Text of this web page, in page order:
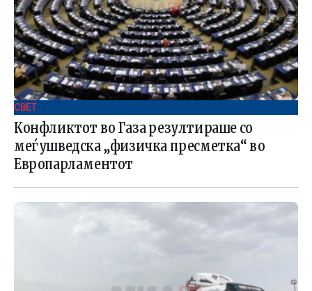
СВЕТ .
Конфликтот во Газа резултираше со
меѓушведска „физичка пресметка“ во
Европарламентот